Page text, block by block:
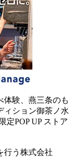
体験、燕三条のも
ィション御茶ノ水
定POP UP ストア
行う株式会社